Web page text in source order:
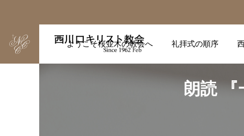
ようこそ桜並木の教会へ 礼拝式の順序
朗読 『